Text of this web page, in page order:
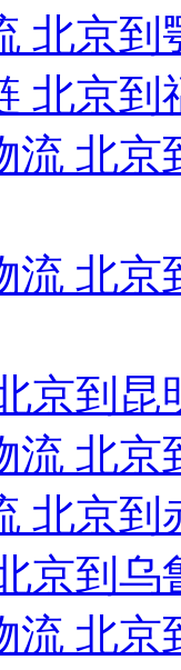
北京
北京
流 北
流 北
京到
流 北
北京
京到
流 北